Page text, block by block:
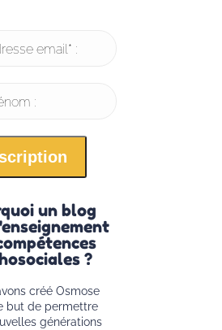
email* :
:
un blog
?
créé Osmose
but de permettre
générations